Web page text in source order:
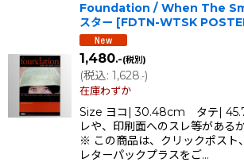
Foundation / When The
スター [FDTN-WTSK
1,480.-(税別)
(税込: 1,628.-)
在庫わずか
Size ヨコ| 30.48cm タテ|
レや、印刷面へのスレ等がある
※ この商品は、クリックポスト
レターパックプラスをご…